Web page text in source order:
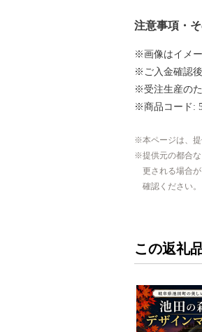
注意事項・
※画像はイメー
※ご入金確認後
※受注生産の
※商品コード:
本ページは、
提供元の都合
更される場合
確認ください。
この返礼